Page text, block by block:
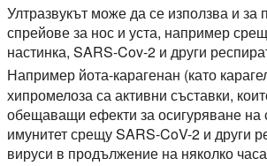
Ултразвукът може да се използва и за
спрейове за нос и уста, например
настинка, SARS-Cov-2 и други
Например йота-карагенан (като
хипромелоза са активни съставки,
обещаващи ефекти за осигуряване на
имунитет срещу SARS-CoV-2 и други
вируси в продължение на няколко